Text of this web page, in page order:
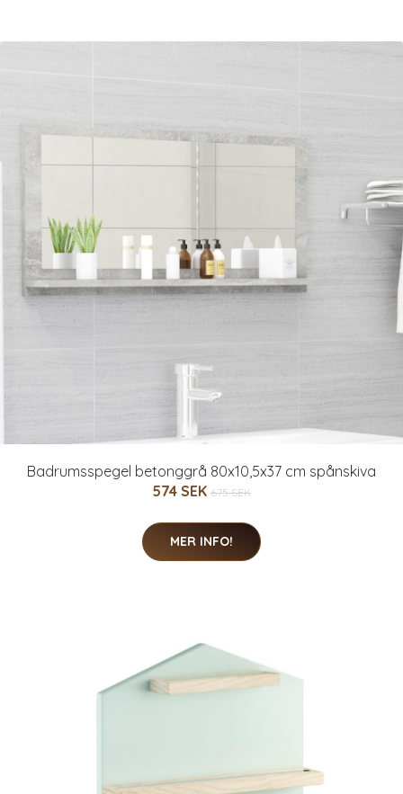
Badrumsspegel betonggrå 80x10,5x37 cm spånskiva
574 SEK 675 SEK
MER INFO!